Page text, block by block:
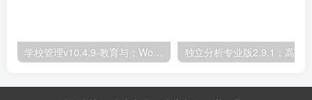
学校管理v10.4.9-教育与；WordPress学习管理系统；高级脚本、插件和；手机